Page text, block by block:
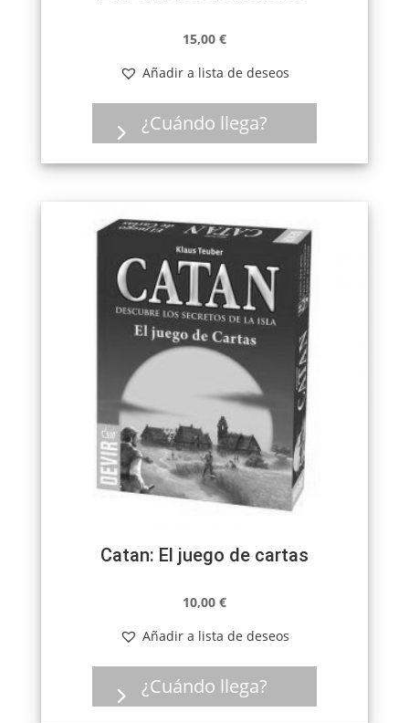
15,00 €
Añadir a lista de deseos
¿Cuándo llega?
Catan: El juego de cartas
10,00 €
Añadir a lista de deseos
¿Cuándo llega?